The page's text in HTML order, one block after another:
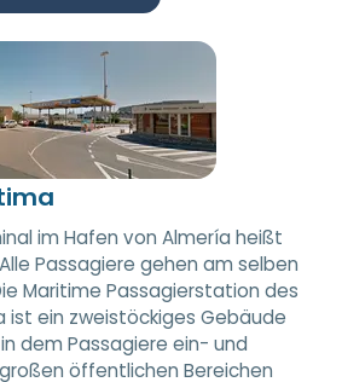
im Hafen von Almería heißt
Passagiere gehen am selben
Maritime Passagierstation des
ist ein zweistöckiges Gebäude
dem Passagiere ein- und
öffentlichen Bereichen